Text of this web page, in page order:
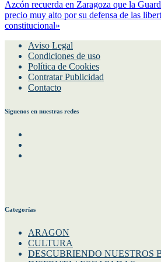
Azcón recuerda en Zaragoza que la
precio muy alto por su defensa de las
constitucional»
Aviso Legal
Condiciones de uso
Política de Cookies
Contratar Publicidad
Contacto
Siguenos en nuestras redes
Categorías
ARAGON
CULTURA
DESCUBRIENDO NUESTROS